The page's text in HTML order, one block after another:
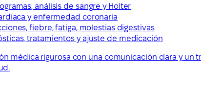
análisis de sangre y Holter
y enfermedad coronaria
fiebre, fatiga, molestias digestivas
tratamientos y ajuste de medicación
médica rigurosa con una comunicación clara y